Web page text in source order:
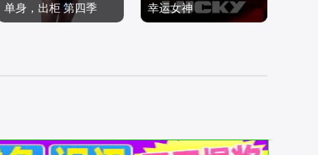
单身，出柜 第四季
2026/澳大利亚
幸运女神
顿·克林斯,埃里克·兰格,德
奇,迪恩·S·贾格尔,蒂莫西,
2026/美国